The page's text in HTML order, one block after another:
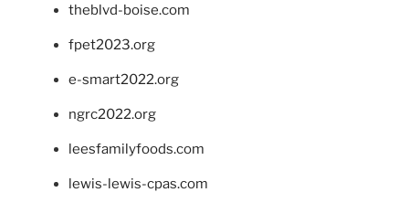
theblvd-boise.com
fpet2023.org
e-smart2022.org
ngrc2022.org
leesfamilyfoods.com
lewis-lewis-cpas.com